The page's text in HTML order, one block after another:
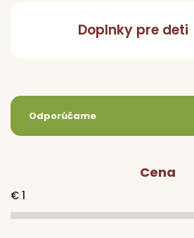
Doplnky pre deti
R
a
d
i
e
Odporúčame
Cena
€1